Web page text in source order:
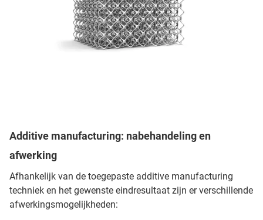
Additive manufacturing: nabehandeling en
afwerking
Afhankelijk van de toegepaste additive manufacturing
techniek en het gewenste eindresultaat zijn er verschillende
afwerkingsmogelijkheden: